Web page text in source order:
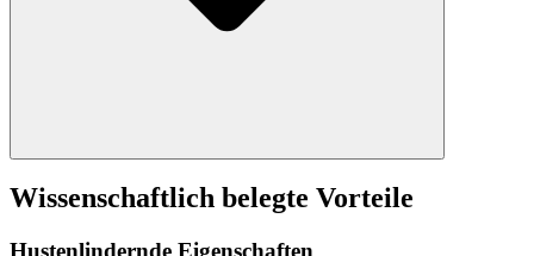
Wissenschaftlich belegte Vorteile